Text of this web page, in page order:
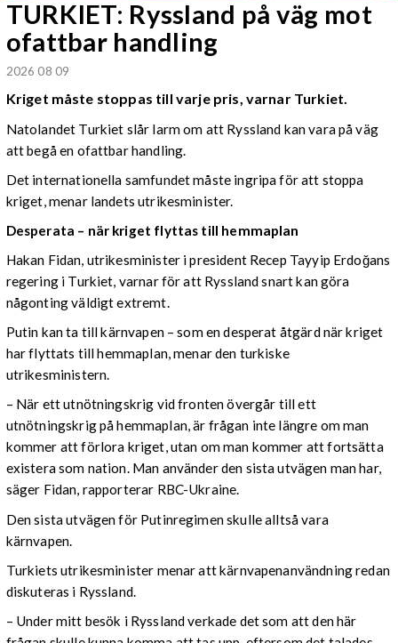
TURKIET: Ryssland på väg mot
ofattbar handling
2026 08 09
Kriget måste stoppas till varje pris, varnar Turkiet.
Natolandet Turkiet slår larm om att Ryssland kan vara på väg
att begå en ofattbar handling.
Det internationella samfundet måste ingripa för att stoppa
kriget, menar landets utrikesminister.
Desperata – när kriget flyttas till hemmaplan
Hakan Fidan, utrikesminister i president Recep Tayyip Erdoğans
regering i Turkiet, varnar för att Ryssland snart kan göra
någonting väldigt extremt.
Putin kan ta till kärnvapen – som en desperat åtgärd när kriget
har flyttats till hemmaplan, menar den turkiske
utrikesministern.
– När ett utnötningskrig vid fronten övergår till ett
utnötningskrig på hemmaplan, är frågan inte längre om man
kommer att förlora kriget, utan om man kommer att fortsätta
existera som nation. Man använder den sista utvägen man har,
säger Fidan, rapporterar RBC-Ukraine.
Den sista utvägen för Putinregimen skulle alltså vara
kärnvapen.
Turkiets utrikesminister menar att kärnvapenanvändning redan
diskuteras i Ryssland.
– Under mitt besök i Ryssland verkade det som att den här